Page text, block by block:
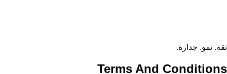
ثقة. نمو. جدارة.
Terms And Conditions